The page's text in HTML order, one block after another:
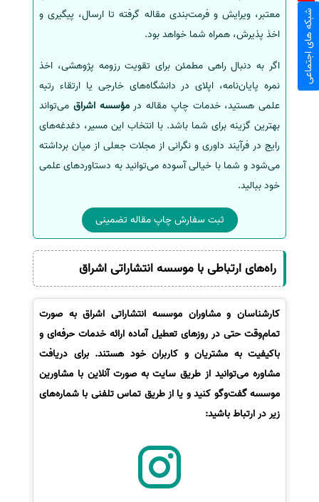
معتبر، ویرایش و فرمت‌بندی مقاله گرفته تا ارسال، پیگیری و
اخذ پذیرش، همراه شما خواهد بود.
اگر به دنبال راهی مطمئن برای تقویت رزومه پژوهشی، اخذ
نمره پایان‌نامه، اپلای در دانشگاه‌های خارجی یا ارتقاء رتبه
علمی هستید، خدمات چاپ مقاله درمؤسسه اشراق می‌تواند
بهترین گزینه برای شما باشد. با انتخاب این مسیر، دغدغه‌های
رایج در فرآیند داوری و نگرانی از مجلات جعلی از میان برداشته
می‌شود و شما با خیالی آسوده می‌توانید به دستاوردهای علمی
خود ببالید.
ثبت سفارش چاپ مقاله تضمینی
راه‌های ارتباطی با موسسه انتشاراتی اشراق
کارشناسان و مشاوران موسسه انتشاراتی اشراق به صورت
تمام‌وقت حتی در روزهای تعطیل آماده ارائه خدمات حرفه‌ای و
باکیفیت به مشتریان و کاربران خود هستند. برای دریافت
مشاوره می‌توانید از طریق سایت به صورت آنلاین با مشاورین
موسسه گفت‌وگو کنید و یا از طریق تماس تلفنی با شماره‌های
زیر در ارتباط باشید:
شبکه های اجتماعی